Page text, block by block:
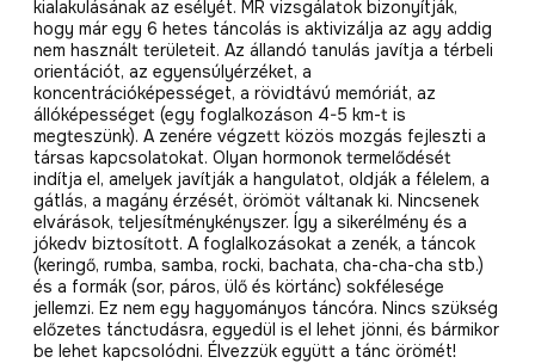
kialakulásának az esélyét. MR vizsgálatok bizonyítják,
hogy már egy 6 hetes táncolás is aktivizálja az agy addig
nem használt területeit. Az állandó tanulás javítja a térbeli
orientációt, az egyensúlyérzéket, a
koncentrációképességet, a rövidtávú memóriát, az
állóképességet (egy foglalkozáson 4-5 km-t is
megteszünk). A zenére végzett közös mozgás fejleszti a
társas kapcsolatokat. Olyan hormonok termelődését
indítja el, amelyek javítják a hangulatot, oldják a félelem, a
gátlás, a magány érzését, örömöt váltanak ki. Nincsenek
elvárások, teljesítménykényszer. Így a sikerélmény és a
jókedv biztosított. A foglalkozásokat a zenék, a táncok
(keringő, rumba, samba, rocki, bachata, cha-cha-cha stb.)
és a formák (sor, páros, ülő és körtánc) sokfélesége
jellemzi. Ez nem egy hagyományos táncóra. Nincs szükség
előzetes tánctudásra, egyedül is el lehet jönni, és bármikor
be lehet kapcsolódni. Élvezzük együtt a tánc örömét!